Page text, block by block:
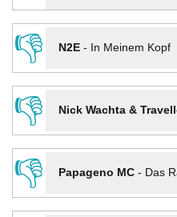
👎
N2E- In Meinem Kopf
👎
Nick Wachta &
👎
Papageno MC- Das